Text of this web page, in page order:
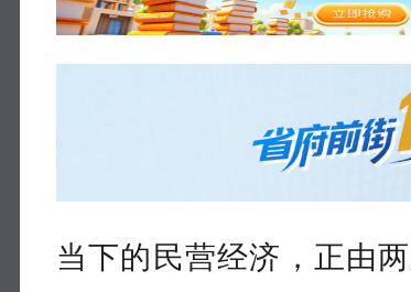
当下的民营经济，正由